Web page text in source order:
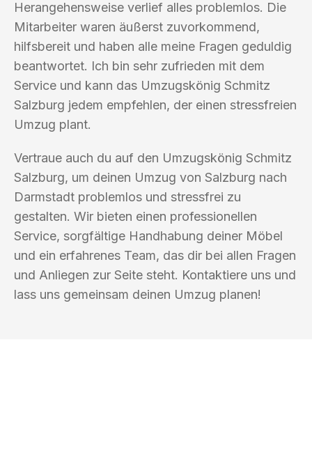
Herangehensweise verlief alles problemlos. Die
Mitarbeiter waren äußerst zuvorkommend,
hilfsbereit und haben alle meine Fragen geduldig
beantwortet. Ich bin sehr zufrieden mit dem
Service und kann das Umzugskönig Schmitz
Salzburg jedem empfehlen, der einen stressfreien
Umzug plant.
Vertraue auch du auf den Umzugskönig Schmitz
Salzburg, um deinen Umzug von Salzburg nach
Darmstadt problemlos und stressfrei zu
gestalten. Wir bieten einen professionellen
Service, sorgfältige Handhabung deiner Möbel
und ein erfahrenes Team, das dir bei allen Fragen
und Anliegen zur Seite steht. Kontaktiere uns und
lass uns gemeinsam deinen Umzug planen!